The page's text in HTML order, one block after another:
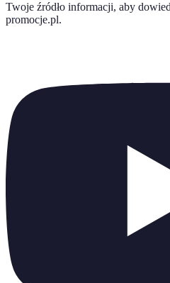
Twoje źródło informacji, aby
promocje.pl.